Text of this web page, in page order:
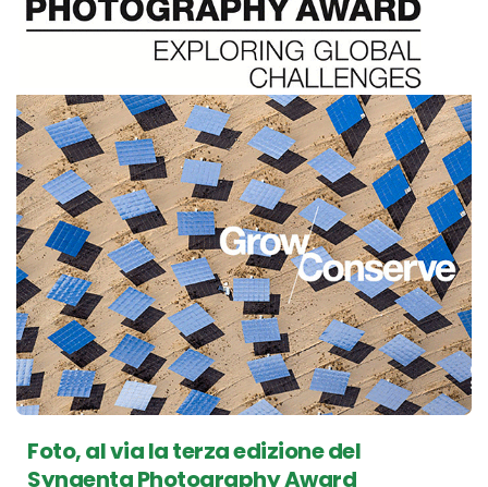
Foto, al via la terza edizione del
Syngenta Photography Award